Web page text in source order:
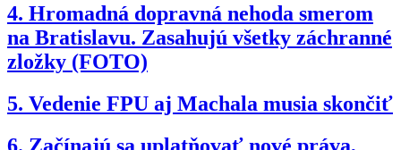
4. Hromadná dopravná nehoda smerom
na Bratislavu. Zasahujú všetky záchranné
zložky (FOTO)
5. Vedenie FPU aj Machala musia skončiť
6. Začínajú sa uplatňovať nové práva,